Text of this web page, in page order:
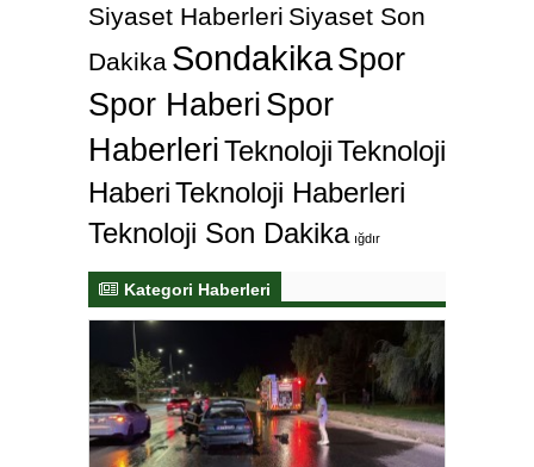
Siyaset Haberleri Siyaset Son
Dakika SondakikaSpor
Spor Haberi Spor
HaberleriTeknolojiTeknoloji
HaberiTeknoloji Haberleri
Teknoloji Son Dakika ığdır
Kategori Haberleri